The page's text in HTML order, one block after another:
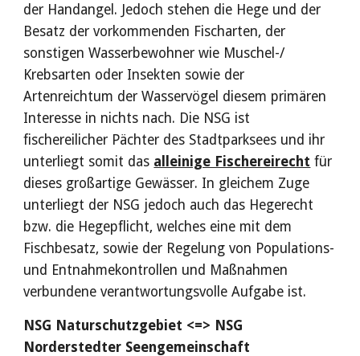
der Handangel. Jedoch stehen die Hege und der
Besatz der vorkommenden Fischarten, der
sonstigen Wasserbewohner wie Muschel-/
Krebsarten oder Insekten sowie der
Artenreichtum der Wasservögel diesem primären
Interesse in nichts nach. Die NSG ist
fischereilicher Pächter des Stadtparksees und ihr
unterliegt somit das alleinige Fischereirecht für
dieses großartige Gewässer. In gleichem Zuge
unterliegt der NSG jedoch auch das Hegerecht
bzw. die Hegepflicht, welches eine mit dem
Fischbesatz, sowie der Regelung von Populations-
und Entnahmekontrollen und Maßnahmen
verbundene verantwortungsvolle Aufgabe ist.
NSG Naturschutzgebiet <=> NSG
Norderstedter Seengemeinschaft